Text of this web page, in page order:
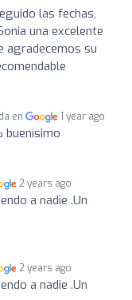
las fechas,
una excelente
agradecemos su
en 1 year ago
buenísimo
2 years ago
a nadie .Un
2 years ago
a nadie .Un